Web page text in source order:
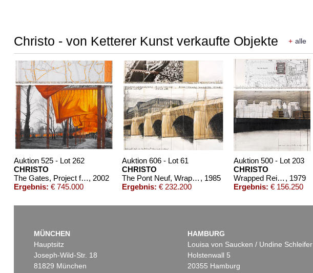
Christo - von Ketterer Kunst verkaufte Objekte + alle
Auktion 525 - Lot 262
CHRISTO
The Gates, Project for Central Park, NY (2-teilig), 2002
Ergebnis: € 745.000
Auktion 606 - Lot 61
CHRISTO
The Pont Neuf, Wrapped (Project for Paris) (2-teilig) , 1985
Ergebnis: € 232.200
Auktion 500 - Lot 203
CHRISTO
Wrapped Reichstag (Project for der Deutsche Reichstag - Berlin), 2-teilig , 1979
Ergebnis: € 156.250
MÜNCHEN
Hauptsitz
Joseph-Wild-Str. 18
81829 München
HAMBURG
Louisa von Saucken / Undine Schleifer
Holstenwall 5
20355 Hamburg